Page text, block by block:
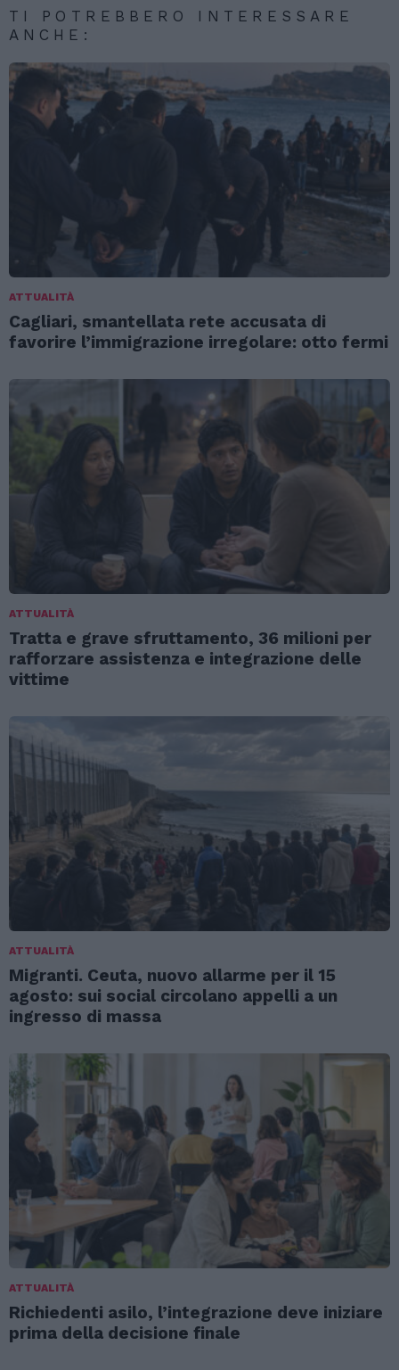
TI POTREBBERO INTERESSARE
ANCHE:
ATTUALITÀ
Cagliari, smantellata rete accusata di
favorire l’immigrazione irregolare: otto fermi
ATTUALITÀ
Tratta e grave sfruttamento, 36 milioni per
rafforzare assistenza e integrazione delle
vittime
ATTUALITÀ
Migranti. Ceuta, nuovo allarme per il 15
agosto: sui social circolano appelli a un
ingresso di massa
ATTUALITÀ
Richiedenti asilo, l’integrazione deve iniziare
prima della decisione finale